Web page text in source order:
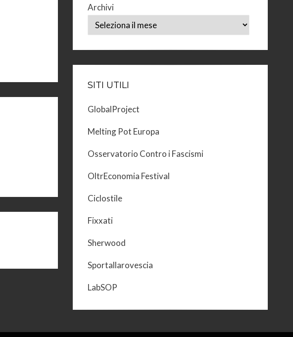
Archivi
SITI UTILI
GlobalProject
Melting Pot Europa
Osservatorio Contro i Fascismi
OltrEconomia Festival
Ciclostile
Fixxati
Sherwood
Sportallarovescia
LabSOP